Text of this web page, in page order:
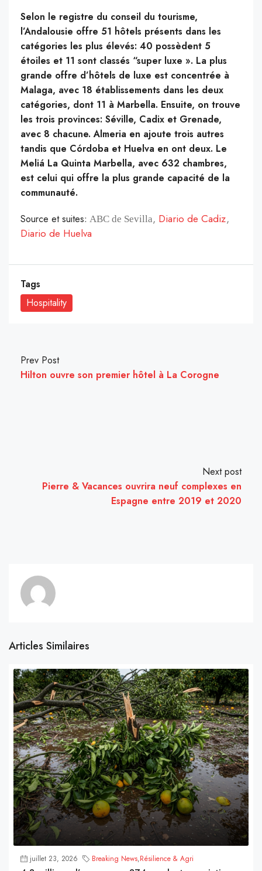
Selon le registre du conseil du tourisme,
l’Andalousie offre 51 hôtels présents dans les
catégories les plus élevés: 40 possèdent 5
étoiles et 11 sont classés “super luxe ». La plus
grande offre d’hôtels de luxe est concentrée à
Malaga, avec 18 établissements dans les deux
catégories, dont 11 à Marbella. Ensuite, on trouve
les trois provinces: Séville, Cadix et Grenade,
avec 8 chacune. Almeria en ajoute trois autres
tandis que Córdoba et Huelva en ont deux. Le
Meliá La Quinta Marbella, avec 632 chambres,
est celui qui offre la plus grande capacité de la
communauté.
Source et suites: ABC de Sevilla, Diario de Cadiz,
Diario de Huelva
Tags
Hospitality
Prev Post
Hilton ouvre son premier hôtel à La Corogne
Next post
Pierre & Vacances ouvrira neuf complexes en
Espagne entre 2019 et 2020
Articles Similaires
juillet 23, 2026 Breaking News,Résilience & Agri